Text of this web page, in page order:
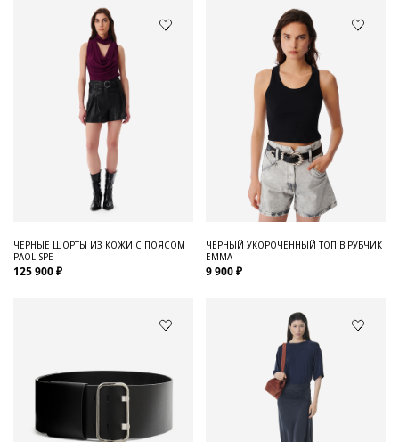
Обувь и Аксессуары
Распродажа
Сумки и аксессуары
ЧЕРНЫЕ ШОРТЫ ИЗ КОЖИ С ПОЯСОМ
PAOLISPE
125 900 ₽
ЧЕРНЫЙ УКОРОЧЕННЫЙ ТОП В РУБЧИК
EMMA
9 900 ₽